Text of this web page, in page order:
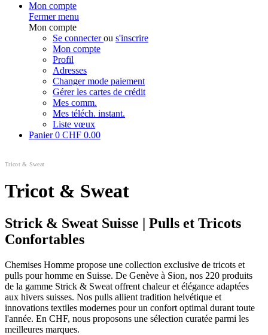
Mon compte
Fermer menu
Mon compte
Se connecterou s'inscrire
Mon compte
Profil
Adresses
Changer mode paiement
Gérer les cartes de crédit
Mes comm.
Mes téléch. instant.
Liste vœux
Panier0 CHF 0.00
Tricot & Sweat
Tricot & Sweat
Strick & Sweat Suisse | Pulls et Tricots
Confortables
Chemises Homme propose une collection exclusive de tricots et
pulls pour homme en Suisse. De Genève à Sion, nos 220 produits
de la gamme Strick & Sweat offrent chaleur et élégance adaptées
aux hivers suisses. Nos pulls allient tradition helvétique et
innovations textiles modernes pour un confort optimal durant toute
l'année. En CHF, nous proposons une sélection curatée parmi les
meilleures marques.